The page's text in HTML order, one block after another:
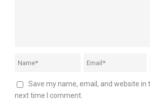
Save my name, email, and website in
next time I comment.